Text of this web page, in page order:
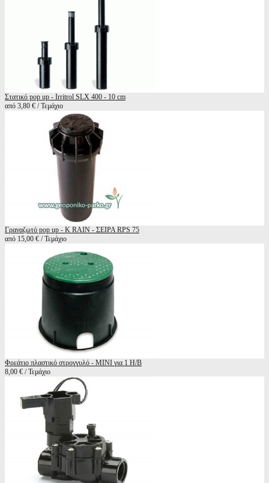
Στατικό pop up - Irritrol SLX 400 - 10 cm
από 3,80 € / Τεμάχιο
Γραναζωτό pop up - K RAIN - ΣΕΙΡΑ RPS 75
από 15,00 € / Τεμάχιο
Φρεάτιο πλαστικό στρογγυλό - MINI για 1 Η/Β
8,00 € / Τεμάχιο